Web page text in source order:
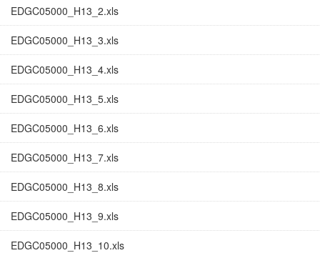
EDGC05000_H13_2.xls
EDGC05000_H13_3.xls
EDGC05000_H13_4.xls
EDGC05000_H13_5.xls
EDGC05000_H13_6.xls
EDGC05000_H13_7.xls
EDGC05000_H13_8.xls
EDGC05000_H13_9.xls
EDGC05000_H13_10.xls